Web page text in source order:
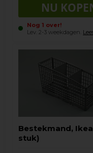
Nog 1 over!
Lev. 2-3 weekdagen.
Bestekmand,
stuk)